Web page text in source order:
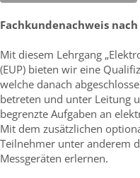
Fachkundenachweis
Mit diesem Lehrgang
(EUP) bieten wir eine
welche danach
betreten und unter Leitung
begrenzte Aufgaben an
Mit dem zusätzlichen
Teilnehmer unter anderem
Messgeräten erlernen.